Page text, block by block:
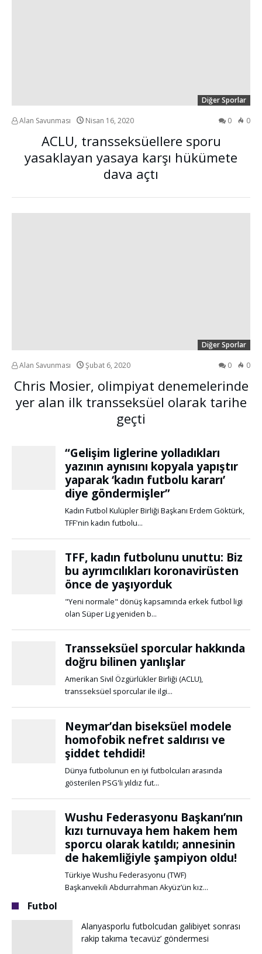
Diğer Sporlar
Alan Savunması Nisan 16, 2020 0 0
ACLU, transseksüellere sporu
yasaklayan yasaya karşı hükümete
dava açtı
Diğer Sporlar
Alan Savunması Şubat 6, 2020 0 0
Chris Mosier, olimpiyat denemelerinde
yer alan ilk transseksüel olarak tarihe
geçti
Futbol
Alanyasporlu futbolcudan galibiyet sonrası
rakip takıma ‘tecavüz’ göndermesi